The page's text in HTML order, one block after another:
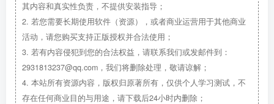
其内容和真实性负责，不提供安装指导；
2. 若您需要长期使用软件（资源），或者商业运营用于其他商业
活动，请您购买支持正版授权并合法使用；
3. 若有内容侵犯到您的合法权益，请联系我们或发邮件到：
2931813237@qq.com，我们将删除处理，敬请谅解；
4. 本站所有资源内容，版权归原著所有，仅供个人学习测试，不
存在任何商业目的与用途，请下载后24小时内删除；